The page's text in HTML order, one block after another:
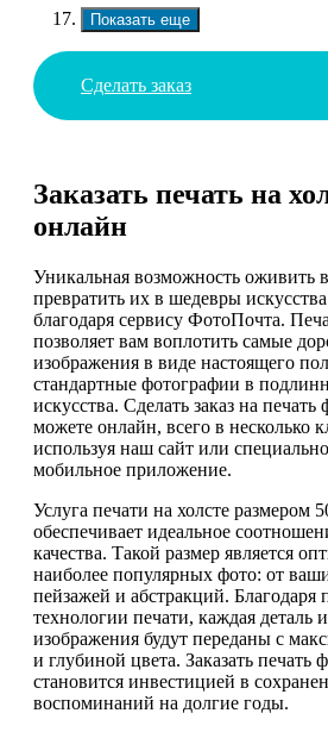
Показать еще
Сделать заказ
Заказать печать на
онлайн
Уникальная возможность оживить
превратить их в шедевры
благодаря сервису ФотоПочта.
позволяет вам воплотить самые
изображения в виде настоящего
стандартные фотографии в
искусства. Сделать заказ на
можете онлайн, всего в несколько
используя наш сайт или
мобильное приложение.
Услуга печати на холсте размером
обеспечивает идеальное
качества. Такой размер является
наиболее популярных фото: от
пейзажей и абстракций. Благодаря
технологии печати, каждая деталь
изображения будут переданы с
и глубиной цвета. Заказать печать
становится инвестицией в
воспоминаний на долгие годы.